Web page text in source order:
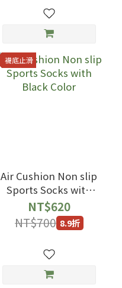
襪底止滑
Air Cushion Non slip
Sports Socks with
Black Color
NT$620
NT$700 8.9折